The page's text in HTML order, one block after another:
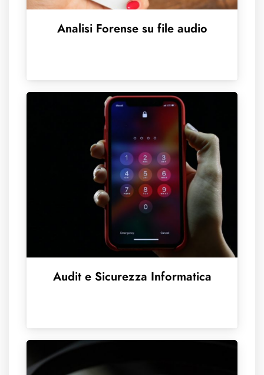
Analisi Forense su file audio
Audit e Sicurezza Informatica